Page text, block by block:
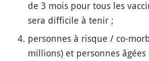
de 3 mois pour tous les
sera difficile à tenir ;
personnes à risque / co-
millions) et personnes